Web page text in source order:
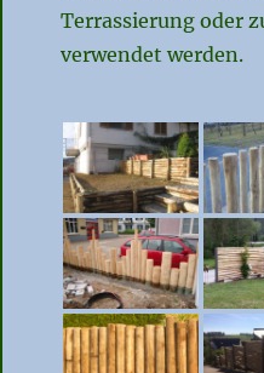
Terrassierung oder
verwendet werden.